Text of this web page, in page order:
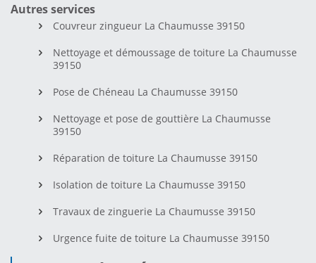
Autres services
Couvreur zingueur La Chaumusse 39150
Nettoyage et démoussage de toiture La Chaumusse
39150
Pose de Chéneau La Chaumusse 39150
Nettoyage et pose de gouttière La Chaumusse
39150
Réparation de toiture La Chaumusse 39150
Isolation de toiture La Chaumusse 39150
Travaux de zinguerie La Chaumusse 39150
Urgence fuite de toiture La Chaumusse 39150